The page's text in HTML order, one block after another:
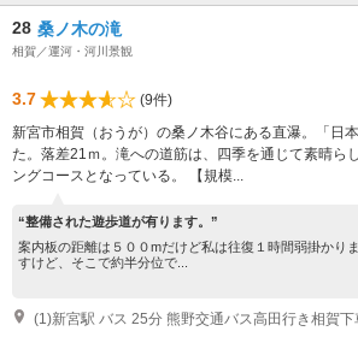
28 桑ノ木の滝
相賀／運河・河川景観
3.7
(9件)
新宮市相賀（おうが）の桑ノ木谷にある直瀑。「日
た。落差21ｍ。滝への道筋は、四季を通じて素晴ら
ングコースとなっている。 【規模...
“整備された遊歩道が有ります。”
案内板の距離は５００mだけど私は往復１時間弱掛かり
すけど、そこで約半分位で...